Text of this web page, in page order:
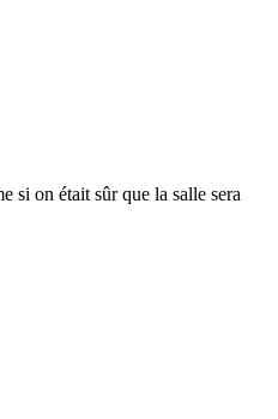
si on était sûr que la salle sera